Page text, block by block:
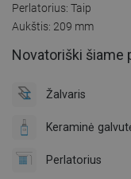
Perlatorius: Taip
Aukštis: 209 mm
Novatoriški šiame
Žalvaris
Keraminė
Perlatorius